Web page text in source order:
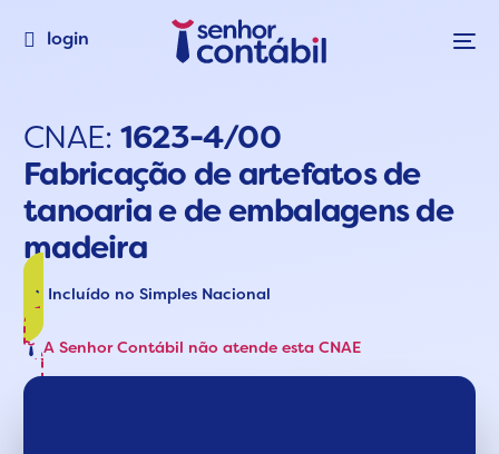
login
CNAE: 1623-4/00
Fabricação de artefatos de
tanoaria e de embalagens de
madeira
Incluído no Simples Nacional
A Senhor Contábil não atende esta CNAE